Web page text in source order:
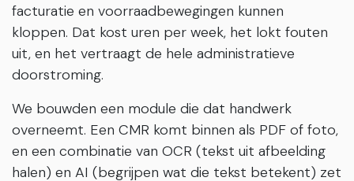
facturatie en voorraadbewegingen kunnen
kloppen. Dat kost uren per week, het lokt fouten
uit, en het vertraagt de hele administratieve
doorstroming.
We bouwden een module die dat handwerk
overneemt. Een CMR komt binnen als PDF of foto,
en een combinatie van OCR (tekst uit afbeelding
halen) en AI (begrijpen wat die tekst betekent) zet